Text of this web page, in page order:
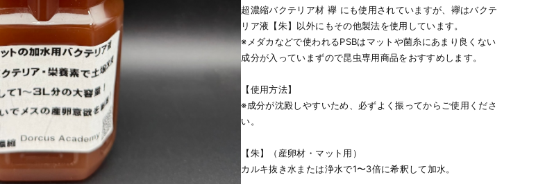
超濃縮バクテリア材 襷 にも使用されていますが、襷はバクテ
リア液【朱】以外にもその他製法を使用しています。
※メダカなどで使われるPSBはマットや菌糸にあまり良くない
成分が入っていまずので昆虫専用商品をおすすめします。
【使用方法】
※成分が沈殿しやすいため、必ずよく振ってからご使用くださ
い。
【朱】（産卵材・マット用）
カルキ抜き水または浄水で1〜3倍に希釈して加水。